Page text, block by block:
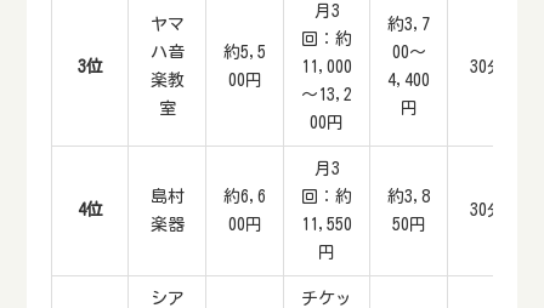
3位
ヤマ
ハ音
楽教
室
約5,5
00円
月3
回：約
11,000
～13,2
00円
約3,7
00～
4,400
円
30分
4位
島村
楽器
約6,6
00円
月3
回：約
11,550
円
約3,8
50円
30分
シア
チケッ